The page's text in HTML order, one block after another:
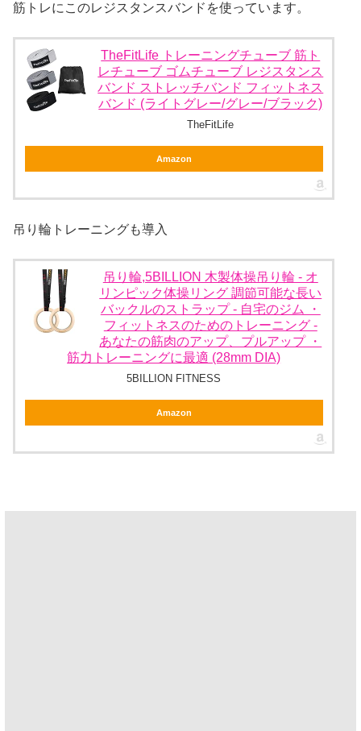
筋トレにこのレジスタンスバンドを使っています。
TheFitLife トレーニングチューブ 筋ト
レチューブ ゴムチューブ レジスタンス
バンド ストレッチバンド フィットネス
バンド (ライトグレー/グレー/ブラック)
TheFitLife
Amazon
吊り輪トレーニングも導入
吊り輪,5BILLION 木製体操吊り輪 - オ
リンピック体操リング 調節可能な長い
バックルのストラップ - 自宅のジム ・
フィットネスのためのトレーニング -
あなたの筋肉のアップ、プルアップ ・
筋力トレーニングに最適 (28mm DIA)
5BILLION FITNESS
Amazon